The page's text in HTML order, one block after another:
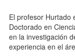
El profesor Hurtado
Doctorado en
en la investigación
experiencia en el